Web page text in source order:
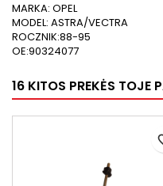
MARKA: OPEL
MODEL: ASTRA/VECTRA
ROCZNIK:88-95
OE:90324077
16 KITOS PREKĖS TOJE